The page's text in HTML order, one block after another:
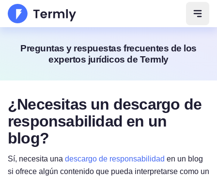
Abrir
Preguntas y respuestas frecuentes de los
expertos jurídicos de Termly
¿Necesitas un descargo de
responsabilidad en un
blog?
Sí, necesita una descargo de responsabilidad en un blog
si ofrece algún contenido que pueda interpretarse como un